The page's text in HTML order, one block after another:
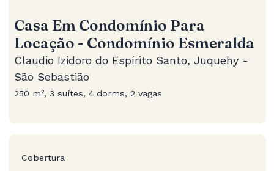
Casa Em Condomínio Para
Locação - Condomínio Esmeralda
Claudio Izidoro do Espírito Santo, Juquehy -
São Sebastião
250 m², 3 suítes, 4 dorms, 2 vagas
Cobertura